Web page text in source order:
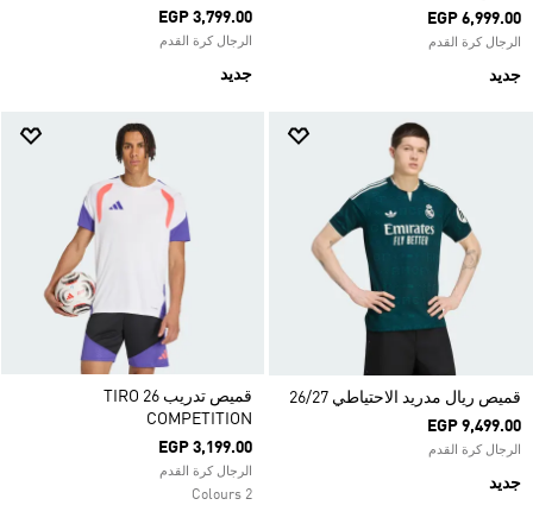
EGP 6,999.00
الرجال كرة القدم
جديد
EGP 3,799.00
الرجال كرة القدم
جديد
قميص ريال مدريد الاحتياطي 26/27
EGP 9,499.00
الرجال كرة القدم
جديد
قميص تدريب TIRO 26
COMPETITION
EGP 3,199.00
الرجال كرة القدم
2 Colours